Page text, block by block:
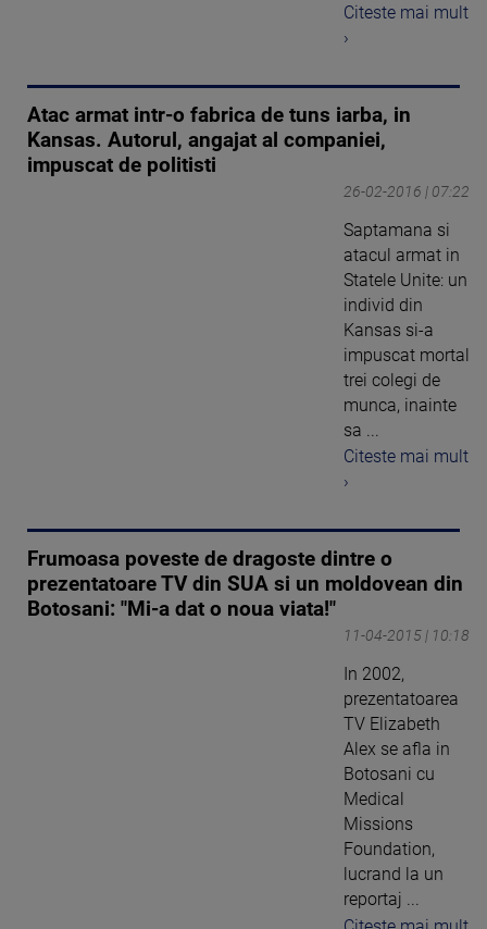
Citeste mai mult
›
Atac armat intr-o fabrica de tuns iarba, in
Kansas. Autorul, angajat al companiei,
impuscat de politisti
26-02-2016 | 07:22
Saptamana si
atacul armat in
Statele Unite: un
individ din
Kansas si-a
impuscat mortal
trei colegi de
munca, inainte
sa ...
Citeste mai mult
›
Frumoasa poveste de dragoste dintre o
prezentatoare TV din SUA si un moldovean din
Botosani: "Mi-a dat o noua viata!"
11-04-2015 | 10:18
In 2002,
prezentatoarea
TV Elizabeth
Alex se afla in
Botosani cu
Medical
Missions
Foundation,
lucrand la un
reportaj ...